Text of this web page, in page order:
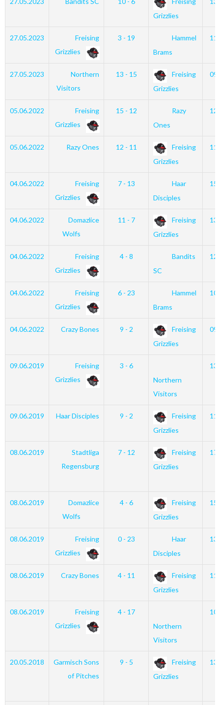
Grizzlies
27.05.2023
Freising
Grizzlies
3 - 19
Hammel
Brams
27.05.2023
Northern
Visitors
13 - 15
Freising
Grizzlies
05.06.2022
Freising
Grizzlies
15 - 12
Razy
Ones
05.06.2022 Razy Ones 12 - 11
Freising
Grizzlies
04.06.2022
Freising
Grizzlies
7 - 13
Haar
Disciples
04.06.2022
Domazlice
Wolfs
11 - 7
Freising
Grizzlies
04.06.2022
Freising
Grizzlies
4 - 8
Bandits
SC
04.06.2022
Freising
Grizzlies
6 - 23
Hammel
Brams
04.06.2022 Crazy Bones 9 - 2
Freising
Grizzlies
09.06.2019
Freising
Grizzlies
3 - 6
Northern
Visitors
09.06.2019 Haar Disciples 9 - 2
Freising
Grizzlies
08.06.2019
Stadtliga
Regensburg
7 - 12
Freising
Grizzlies
08.06.2019
Domazlice
Wolfs
4 - 6
Freising
Grizzlies
08.06.2019
Freising
Grizzlies
0 - 23
Haar
Disciples
08.06.2019 Crazy Bones 4 - 11
Freising
Grizzlies
08.06.2019
Freising
Grizzlies
4 - 17
Northern
Visitors
20.05.2018
Garmisch Sons
of Pitches
9 - 5
Freising
Grizzlies